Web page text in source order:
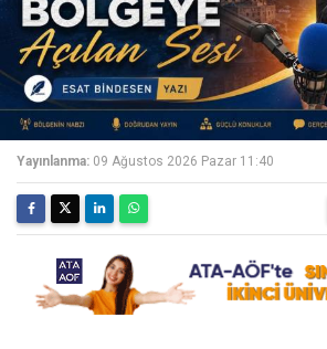
Yayınlanma: 09 Ağustos 2026 Pazar 11:40